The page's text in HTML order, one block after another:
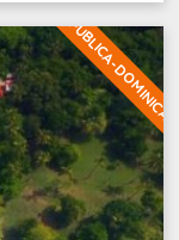
REPUBLICA-